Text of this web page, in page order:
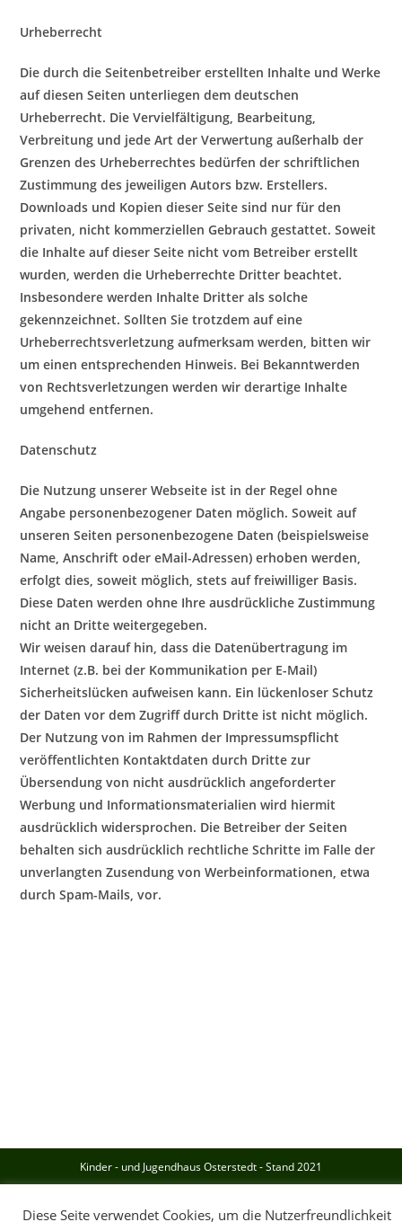
Urheberrecht
Die durch die Seitenbetreiber erstellten Inhalte und Werke
auf diesen Seiten unterliegen dem deutschen
Urheberrecht. Die Vervielfältigung, Bearbeitung,
Verbreitung und jede Art der Verwertung außerhalb der
Grenzen des Urheberrechtes bedürfen der schriftlichen
Zustimmung des jeweiligen Autors bzw. Erstellers.
Downloads und Kopien dieser Seite sind nur für den
privaten, nicht kommerziellen Gebrauch gestattet. Soweit
die Inhalte auf dieser Seite nicht vom Betreiber erstellt
wurden, werden die Urheberrechte Dritter beachtet.
Insbesondere werden Inhalte Dritter als solche
gekennzeichnet. Sollten Sie trotzdem auf eine
Urheberrechtsverletzung aufmerksam werden, bitten wir
um einen entsprechenden Hinweis. Bei Bekanntwerden
von Rechtsverletzungen werden wir derartige Inhalte
umgehend entfernen.
Datenschutz
Die Nutzung unserer Webseite ist in der Regel ohne
Angabe personenbezogener Daten möglich. Soweit auf
unseren Seiten personenbezogene Daten (beispielsweise
Name, Anschrift oder eMail-Adressen) erhoben werden,
erfolgt dies, soweit möglich, stets auf freiwilliger Basis.
Diese Daten werden ohne Ihre ausdrückliche Zustimmung
nicht an Dritte weitergegeben.
Wir weisen darauf hin, dass die Datenübertragung im
Internet (z.B. bei der Kommunikation per E-Mail)
Sicherheitslücken aufweisen kann. Ein lückenloser Schutz
der Daten vor dem Zugriff durch Dritte ist nicht möglich.
Der Nutzung von im Rahmen der Impressumspflicht
veröffentlichten Kontaktdaten durch Dritte zur
Übersendung von nicht ausdrücklich angeforderter
Werbung und Informationsmaterialien wird hiermit
ausdrücklich widersprochen. Die Betreiber der Seiten
behalten sich ausdrücklich rechtliche Schritte im Falle der
unverlangten Zusendung von Werbeinformationen, etwa
durch Spam-Mails, vor.
Kinder - und Jugendhaus Osterstedt - Stand 2021
Diese Seite verwendet Cookies, um die Nutzerfreundlichkeit